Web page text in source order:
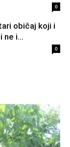
0
običaj koji i
ne i...
0